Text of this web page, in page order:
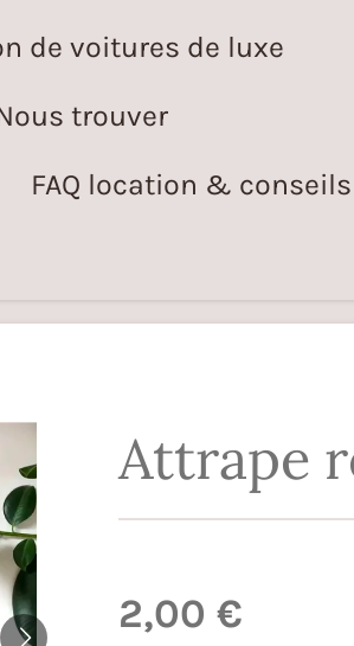
de voitures de luxe
trouver
FAQ location & conseils
Attrape
2,00 €